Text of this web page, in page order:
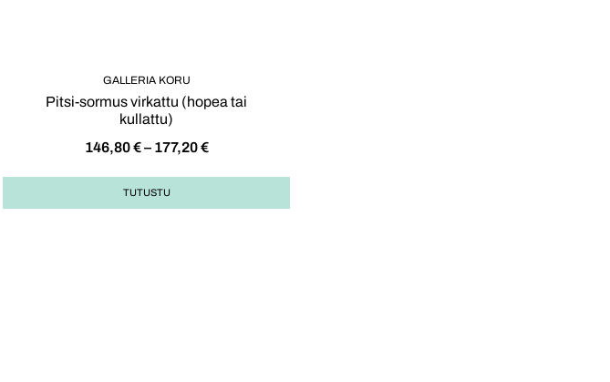
GALLERIA KORU
Pitsi-sormus virkattu (hopea tai
kullattu)
146,80€ – 177,20€
TUTUSTU